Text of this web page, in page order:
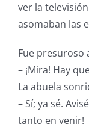
ver la
asomaban las
Fue presuroso
– ¡Mira! Hay
La abuela
– Sí; ya sé.
tanto en venir!